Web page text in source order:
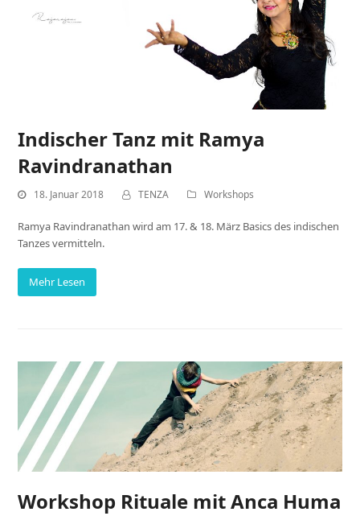
Indischer Tanz mit Ramya
Ravindranathan
18. Januar 2018 TENZA Workshops
Ramya Ravindranathan wird am 17. & 18. März Basics des indischen
Tanzes vermitteln.
Mehr Lesen
Workshop Rituale mit Anca Huma